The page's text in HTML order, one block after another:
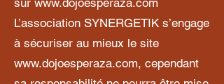
sur www.dojoesperaza.com
L’association SYNERGETIK s’engage
à sécuriser au mieux le site
www.dojoesperaza.com, cependant